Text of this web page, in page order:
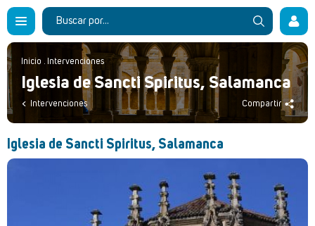
Inicio . Intervenciones
Iglesia de Sancti Spiritus, Salamanca
Intervenciones Compartir
Iglesia de Sancti Spiritus, Salamanca